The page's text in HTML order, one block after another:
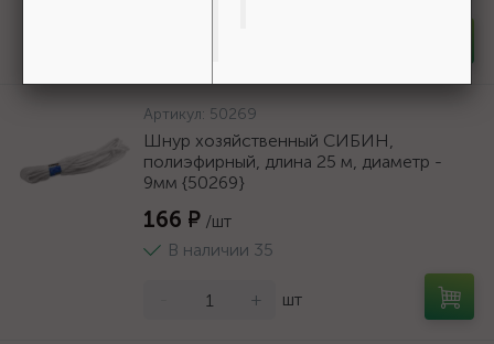
Артикул: 50269
Шнур хозяйственный СИБИН,
полиэфирный, длина 25 м, диаметр -
9мм {50269}
166 ₽ /шт
В наличии 35
+ шт